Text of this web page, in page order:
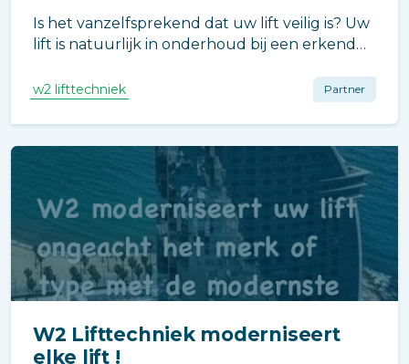
Is het vanzelfsprekend dat uw lift veilig is? Uw
lift is natuurlijk in onderhoud bij een erkend
vanzelfsprekend dat de veiligheid van de lift
w2 lifttechniek Partner
W2 Lifttechniek moderniseert
elke lift !